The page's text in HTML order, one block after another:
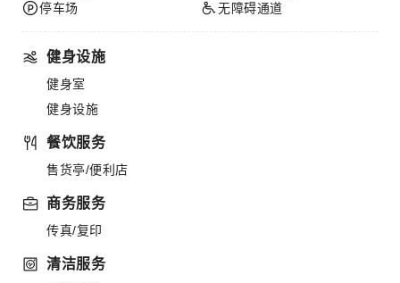
停车场
无障碍通道
健身设施
健身室
健身设施
餐饮服务
售货亭/便利店
商务服务
传真/复印
清洁服务